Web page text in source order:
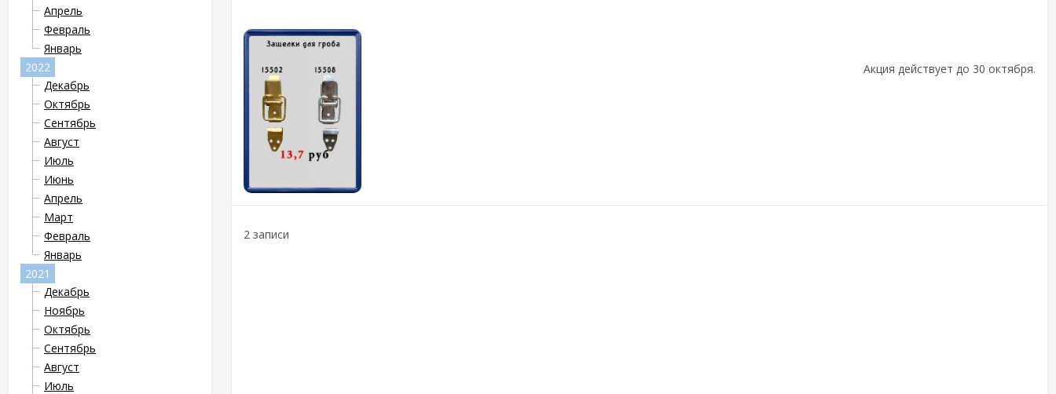
Апрель
Февраль
Январь
2022
Декабрь
Октябрь
Сентябрь
Август
Июль
Июнь
Апрель
Март
Февраль
Январь
2021
Декабрь
Ноябрь
Октябрь
Сентябрь
Август
Июль
Акция действует до 30 октября.
2 записи